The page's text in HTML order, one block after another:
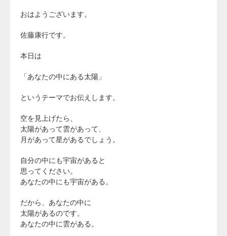
おはようございます。
佐藤康行です。
本日は
「あなたの中にある太陽」
というテーマでお伝えします。
空を見上げたら、
太陽があって雲があって、
月があって星があるでしょう。
自分の中にも宇宙があると
思ってください。
あなたの中にも宇宙がある。
だから、あなたの中に
太陽があるのです。
あなたの中に雲がある。